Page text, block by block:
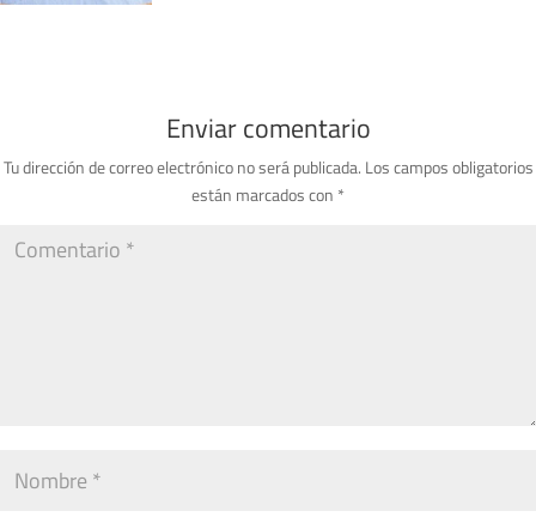
Enviar comentario
Tu dirección de correo electrónico no será publicada. Los campos obligatorios
están marcados con *